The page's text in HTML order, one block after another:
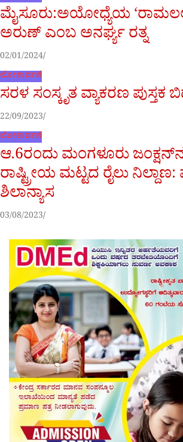
ಮೈಸೂರು:ಅಯೋಧ್ಯೆಯ
ಅರುಣ್ ಎಂಬ ಅನರ್ಘ್ಯ ರತ್ನ
02/01/2024
ಲೋಕಾರ್ಪಣೆ
ಸರಳ ಸಂಸ್ಕೃತ ವ್ಯಾಕರಣ ಪುಸ್ತಕ
22/09/2023
ಲೋಕಾರ್ಪಣೆ
ಆ.6ರಂದು ಮಂಗಳೂರು
ರಾಷ್ಟ್ರೀಯ ಮಟ್ಟದ ರೈಲು
ಶಿಲಾನ್ಯಾಸ
03/08/2023